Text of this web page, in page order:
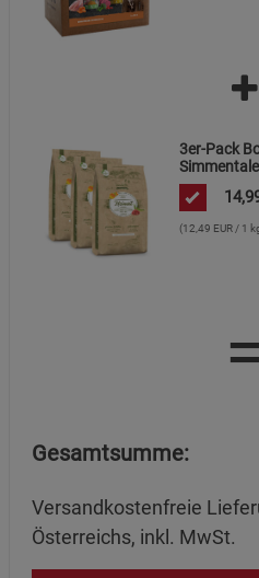
3er-Pack
(12,49 EUR / 1
=
Gesamtsumme:
Versandkostenfreie
Österreichs, inkl. MwSt.